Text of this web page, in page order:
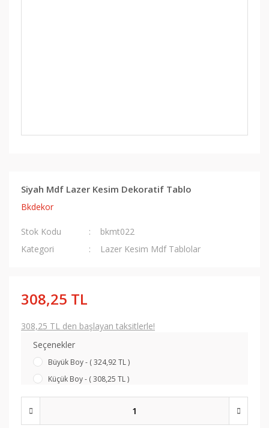
Siyah Mdf Lazer Kesim Dekoratif Tablo
Bkdekor
Stok Kodu
bkmt022
Kategori
Lazer Kesim Mdf Tablolar
308,25 TL
308,25 TL den başlayan taksitlerle!
Seçenekler
Büyük Boy - ( 324,92 TL )
Küçük Boy - ( 308,25 TL )